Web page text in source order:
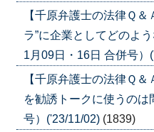
【千原弁護士の法律
ラ”に企業としてどのよ
1月09日・16日 合併号）
【千原弁護士の法律Ｑ
を勧誘トークに使うのは
号）('23/11/02) (1839)